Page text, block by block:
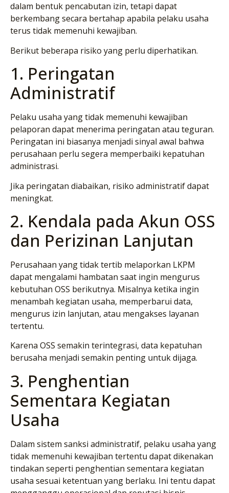
dalam bentuk pencabutan izin, tetapi dapat
berkembang secara bertahap apabila pelaku usaha
terus tidak memenuhi kewajiban.
Berikut beberapa risiko yang perlu diperhatikan.
1. Peringatan
Administratif
Pelaku usaha yang tidak memenuhi kewajiban
pelaporan dapat menerima peringatan atau teguran.
Peringatan ini biasanya menjadi sinyal awal bahwa
perusahaan perlu segera memperbaiki kepatuhan
administrasi.
Jika peringatan diabaikan, risiko administratif dapat
meningkat.
2. Kendala pada Akun OSS
dan Perizinan Lanjutan
Perusahaan yang tidak tertib melaporkan LKPM
dapat mengalami hambatan saat ingin mengurus
kebutuhan OSS berikutnya. Misalnya ketika ingin
menambah kegiatan usaha, memperbarui data,
mengurus izin lanjutan, atau mengakses layanan
tertentu.
Karena OSS semakin terintegrasi, data kepatuhan
berusaha menjadi semakin penting untuk dijaga.
3. Penghentian
Sementara Kegiatan
Usaha
Dalam sistem sanksi administratif, pelaku usaha yang
tidak memenuhi kewajiban tertentu dapat dikenakan
tindakan seperti penghentian sementara kegiatan
usaha sesuai ketentuan yang berlaku. Ini tentu dapat